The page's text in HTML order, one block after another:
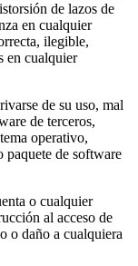
de lazos de
en cualquier
ilegible,
en cualquier
de su uso, mal
de terceros,
operativo,
paquete de software
o cualquier
al acceso de
o daño a cualquiera